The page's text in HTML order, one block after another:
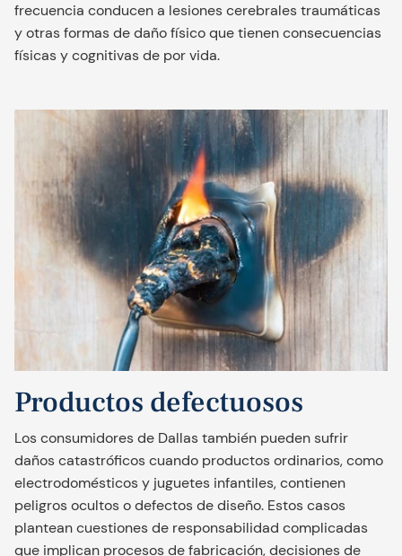
frecuencia conducen a lesiones cerebrales traumáticas
y otras formas de daño físico que tienen consecuencias
físicas y cognitivas de por vida.
Productos defectuosos
Los consumidores de Dallas también pueden sufrir
daños catastróficos cuando productos ordinarios, como
electrodomésticos y juguetes infantiles, contienen
peligros ocultos o defectos de diseño. Estos casos
plantean cuestiones de responsabilidad complicadas
que implican procesos de fabricación, decisiones de